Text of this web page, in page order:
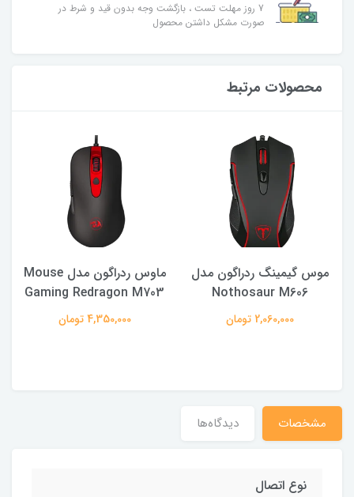
7 روز مهلت تست ، بازگشت وجه بدون قید و شرط در
صورت مشکل داشتن محصول
محصولات مرتبط
موس گیمینگ ردراگون مدل
Nothosaur M606
2,060,000 تومان
ماوس ردراگون مدل Mouse
Gaming Redragon M703
4,350,000 تومان
مشخصات دیدگاه‌ها
نوع اتصال